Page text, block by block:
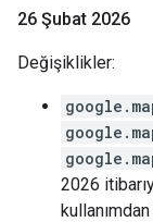
26 Şubat 2026
Değişiklikler:
2026